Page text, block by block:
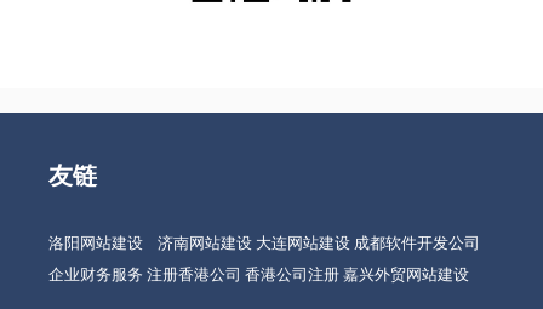
友链
洛阳网站建设 济南网站建设 大连网站建设 成都软件开发公司
企业财务服务 注册香港公司 香港公司注册嘉兴外贸网站建设